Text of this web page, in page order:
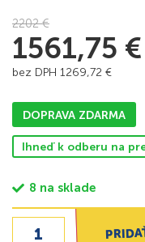
2202€
1561,75 €
bez DPH 1269,72 €
DOPRAVA ZDARMA
Ihneď k odberu na
8 na sklade